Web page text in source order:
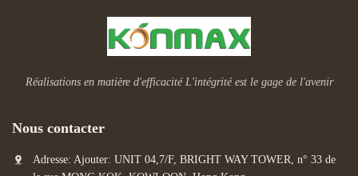
Réalisations en matière d'efficacité L'intégrité est le gage de l'avenir
Nous contacter
Adresse: Ajouter: UNIT 04,7/F, BRIGHT WAY TOWER, n° 33 de